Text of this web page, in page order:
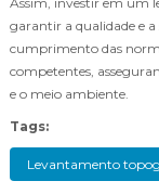
garantir a qualidade e
cumprimento das
competentes,
e o meio ambiente.
Tags:
Levantamento